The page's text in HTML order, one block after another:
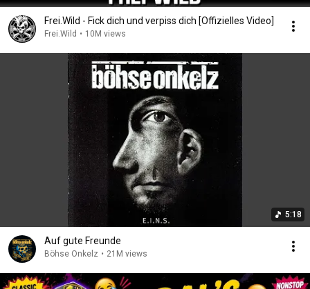
Frei.Wild - Fick dich und verpiss dich [Offizielles Video]
Frei.Wild • 10M views
5:18
Auf gute Freunde
Böhse Onkelz • 21M views